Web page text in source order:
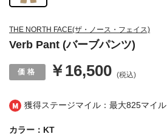
獲得ステージマイル：最大825マイル
THE NORTH FACE(ザ・ノース・フェイス)
Verb Pant (バーブパンツ)
￥16,500 (税込)
カラー：KT